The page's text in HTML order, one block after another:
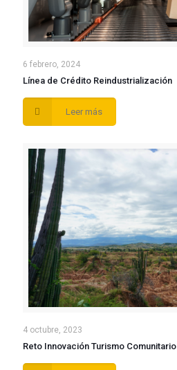
6 febrero, 2024
Línea de Crédito Reindustrialización
Leer más
4 octubre, 2023
Reto Innovación Turismo Comunitario